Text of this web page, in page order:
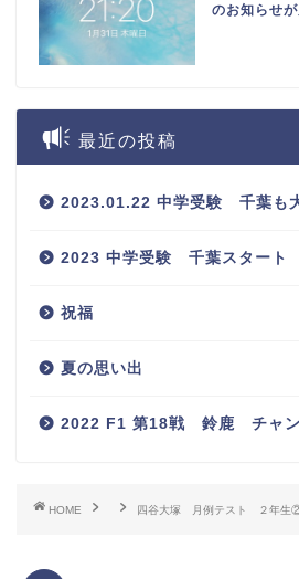
のお知らせ
最近の投稿
2023.01.22 中学受験 千葉も
2023 中学受験 千葉スタート
祝福
夏の思い出
2022 F1 第18戦 鈴鹿 チャン
HOME 四谷大塚 月例テスト ２年